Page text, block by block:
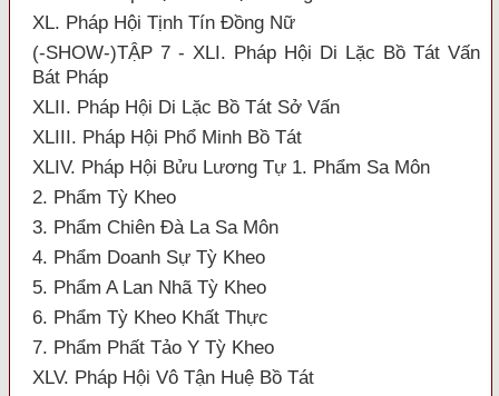
XL. Pháp Hội Tịnh Tín Đồng Nữ
(-SHOW-)TẬP 7 - XLI. Pháp Hội Di Lặc Bồ Tát Vấn
Bát Pháp
XLII. Pháp Hội Di Lặc Bồ Tát Sở Vấn
XLIII. Pháp Hội Phổ Minh Bồ Tát
XLIV. Pháp Hội Bửu Lương Tự 1. Phẩm Sa Môn
2. Phẩm Tỳ Kheo
3. Phẩm Chiên Đà La Sa Môn
4. Phẩm Doanh Sự Tỳ Kheo
5. Phẩm A Lan Nhã Tỳ Kheo
6. Phẩm Tỳ Kheo Khất Thực
7. Phẩm Phất Tảo Y Tỳ Kheo
XLV. Pháp Hội Vô Tận Huệ Bồ Tát